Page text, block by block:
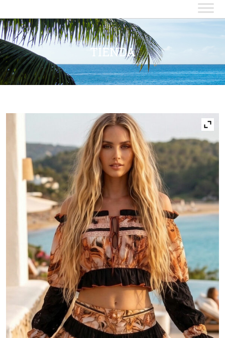
TIENDA